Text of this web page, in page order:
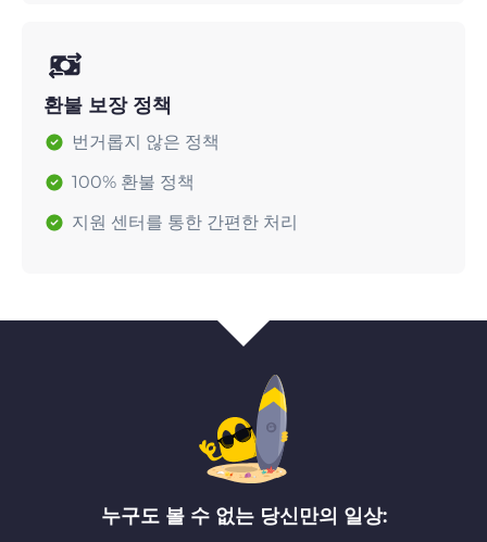
환불 보장 정책
번거롭지 않은 정책
100% 환불 정책
지원 센터를 통한 간편한 처리
누구도 볼 수 없는 당신만의 일상: